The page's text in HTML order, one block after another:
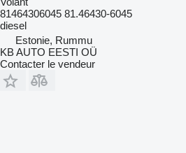
81464306045 81.46430-6045
diesel
Estonie, Rummu
KB AUTO EESTI OÜ
Contacter le vendeur